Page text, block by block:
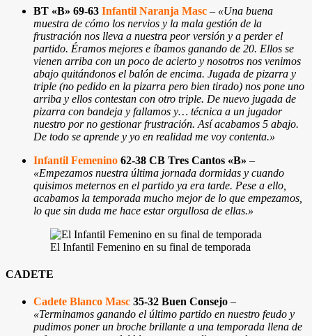
BT «B» 69-63 Infantil Naranja Masc – «Una buena
muestra de cómo los nervios y la mala gestión de la
frustración nos lleva a nuestra peor versión y a perder el
partido. Éramos mejores e íbamos ganando de 20. Ellos se
vienen arriba con un poco de acierto y nosotros nos venimos
abajo quitándonos el balón de encima. Jugada de pizarra y
triple (no pedido en la pizarra pero bien tirado) nos pone uno
arriba y ellos contestan con otro triple. De nuevo jugada de
pizarra con bandeja y fallamos y… técnica a un jugador
nuestro por no gestionar frustración. Así acabamos 5 abajo.
De todo se aprende y yo en realidad me voy contenta.»
Infantil Femenino 62-38 CB Tres Cantos «B» –
«Empezamos nuestra última jornada dormidas y cuando
quisimos meternos en el partido ya era tarde. Pese a ello,
acabamos la temporada mucho mejor de lo que empezamos,
lo que sin duda me hace estar orgullosa de ellas.»
El Infantil Femenino en su final de temporada
CADETE
Cadete Blanco Masc 35-32 Buen Consejo –
«Terminamos ganando el último partido en nuestro feudo y
pudimos poner un broche brillante a una temporada llena de